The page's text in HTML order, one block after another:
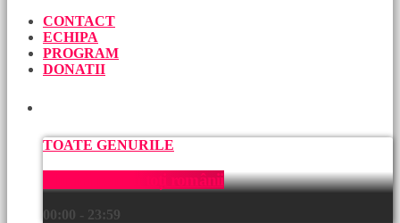
CONTACT
ECHIPA
PROGRAM
DONATII
TOATE GENURILE
Muzică pentru toți românii
00:00 - 23:59